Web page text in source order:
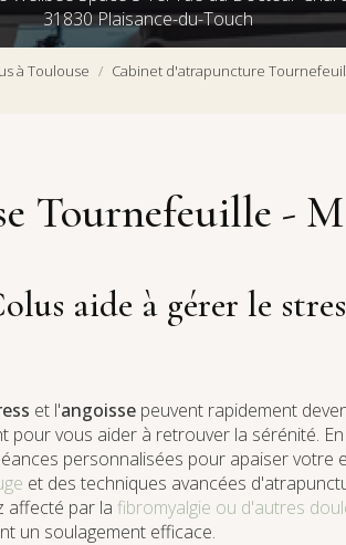
31830 Plaisance-du-Touch
à Toulouse
Cabinet d'atrapuncture
Tournefeuille -
aide à gérer le
et l'angoisse peuvent rapidement
pour vous aider à retrouver la sérénité.
personnalisées pour apaiser votre
et des techniques avancées
affecté par la fibromyalgie ou d'autres
un soulagement efficace.